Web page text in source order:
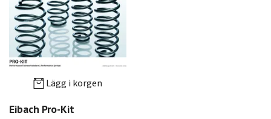
Lägg i korgen
Eibach Pro-Kit